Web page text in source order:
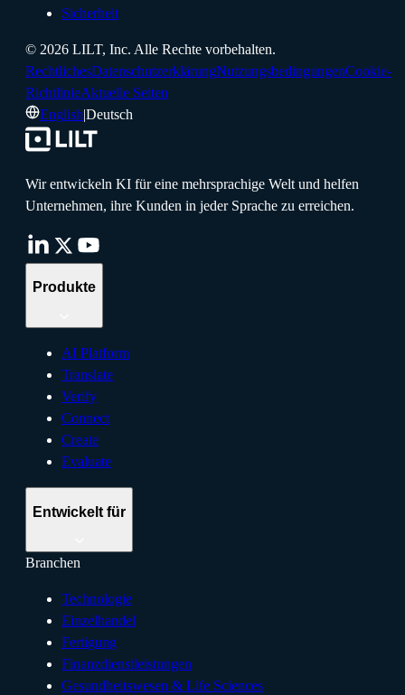
Sicherheit
© 2026 LILT, Inc. Alle Rechte vorbehalten.
RechtlichesDatenschutzerklärungNutzungsbedingungenCookie-
RichtlinieAktuelle Seiten
English|Deutsch
Wir entwickeln KI für eine mehrsprachige Welt und helfen
Unternehmen, ihre Kunden in jeder Sprache zu erreichen.
Produkte
AI Platform
Translate
Verify
Connect
Create
Evaluate
Entwickelt für
Branchen
Technologie
Einzelhandel
Fertigung
Finanzdienstleistungen
Gesundheitswesen & Life Sciences